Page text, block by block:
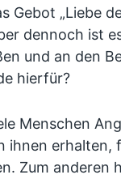
Gebot „Liebe
dennoch ist
und an den
hierfür?
Menschen
ihnen erhalten,
Zum anderen